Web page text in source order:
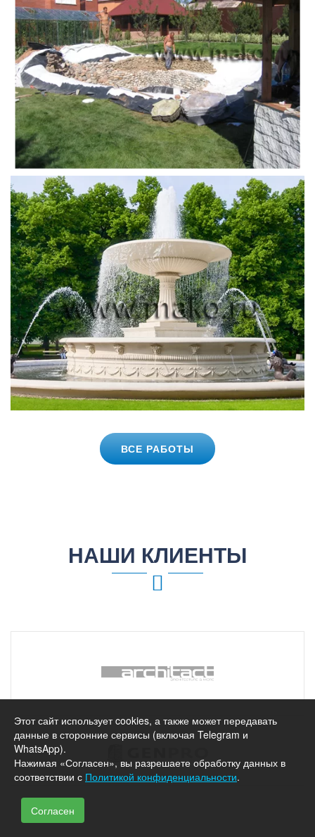
Этот сайт использует cookies, а также может передавать
данные в сторонние сервисы (включая Telegram и
WhatsApp).
Нажимая «Согласен», вы разрешаете обработку данных в
соответствии с Политикой конфиденциальности.
Согласен
ВСЕ РАБОТЫ
НАШИ КЛИЕНТЫ